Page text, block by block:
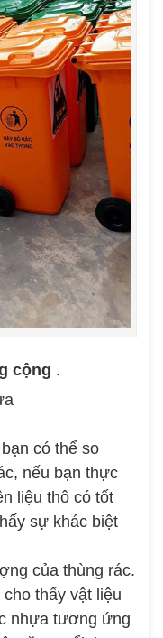
cộng .
có thể so
nếu bạn thực
liệu thô có tốt
sự khác biệt
của thùng rác.
thấy vật liệu
nhựa tương ứng